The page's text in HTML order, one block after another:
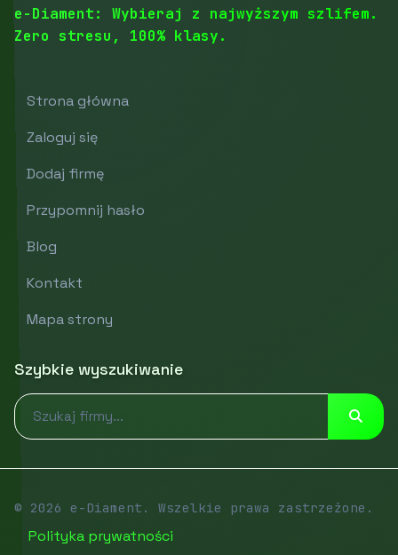
e-Diament: Wybieraj z najwyższym szlifem.
Zero stresu, 100% klasy.
Strona główna
Zaloguj się
Dodaj firmę
Przypomnij hasło
Blog
Kontakt
Mapa strony
Szybkie wyszukiwanie
© 2026 e-Diament. Wszelkie prawa zastrzeżone.
Polityka prywatności